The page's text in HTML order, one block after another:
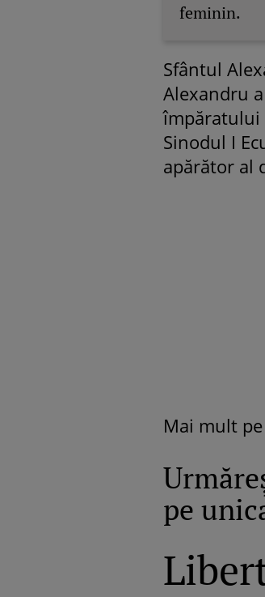
feminin.
Sfântul
Alexandru
împăratului
Sinodul I
apărător al
Mai mult pe
pe